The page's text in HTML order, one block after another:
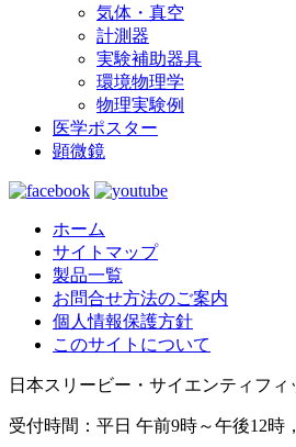
気体・真空
計測器
実験補助器具
環境物理学
物理実験例
医学ポスター
顕微鏡
ホーム
サイトマップ
製品一覧
お問合せ方法のご案内
個人情報保護方針
このサイトについて
日本スリービー・サイエンティフィ
受付時間：平日 午前9時～午後12時